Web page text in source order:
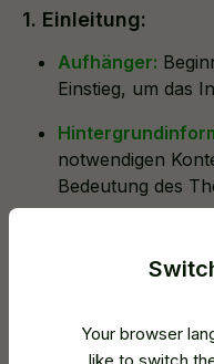
1. Einleitung:
Aufhänger:
Einstieg, um das
notwendigen
Bedeutung des
These, die die
Analyseaspekte
2. Absätze im
Your browser